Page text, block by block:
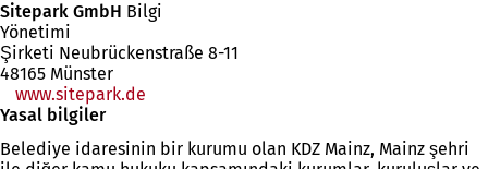
Sitepark GmbH Bilgi
Yönetimi
Şirketi Neubrückenstraße 8-11
48165 Münster
www.sitepark.de
Yasal bilgiler
Belediye idaresinin bir kurumu olan KDZ Mainz, Mainz şehri